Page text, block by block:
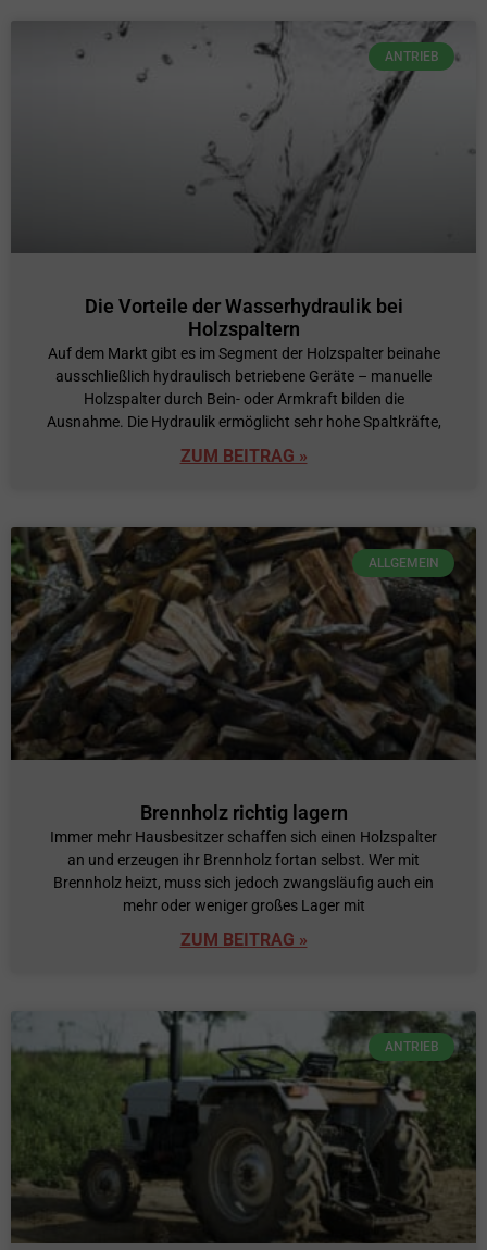
ANTRIEB
Die Vorteile der Wasserhydraulik bei
Holzspaltern
Auf dem Markt gibt es im Segment der Holzspalter beinahe
ausschließlich hydraulisch betriebene Geräte – manuelle
Holzspalter durch Bein- oder Armkraft bilden die
Ausnahme. Die Hydraulik ermöglicht sehr hohe Spaltkräfte,
ZUM BEITRAG »
ALLGEMEIN
Brennholz richtig lagern
Immer mehr Hausbesitzer schaffen sich einen Holzspalter
an und erzeugen ihr Brennholz fortan selbst. Wer mit
Brennholz heizt, muss sich jedoch zwangsläufig auch ein
mehr oder weniger großes Lager mit
ZUM BEITRAG »
ANTRIEB